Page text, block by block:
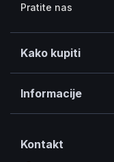
Pratite nas
Kako kupiti
Informacije
Kontakt